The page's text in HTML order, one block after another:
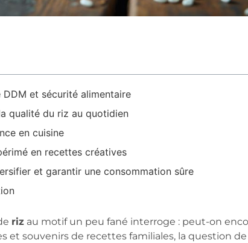
et sécurité alimentaire
qualité du riz au quotidien
en cuisine
en recettes créatives
et garantir une consommation sûre
rizau motif un peu fané interroge : peut-on
et souvenirs de recettes familiales, la question de